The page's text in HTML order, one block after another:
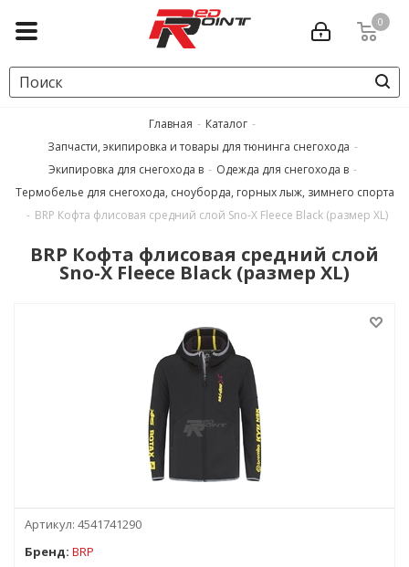
0
Главная - Каталог -
Запчасти, экипировка и товары для тюнинга снегохода -
Экипировка для снегохода в - Одежда для снегохода в -
Термобелье для снегохода, сноуборда, горных лыж, зимнего спорта
- BRP Кофта флисовая средний слой Sno-X Fleece Black (размер XL)
BRP Кофта флисовая средний слой
Sno-X Fleece Black (размер XL)
Артикул: 4541741290
Бренд: BRP